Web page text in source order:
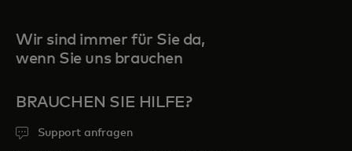
Wir sind immer für Sie da,
wenn Sie uns brauchen
BRAUCHEN SIE HILFE?
Support anfragen